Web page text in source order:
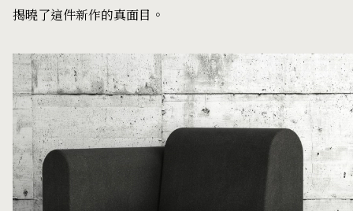
揭曉了這件新作的真面目。